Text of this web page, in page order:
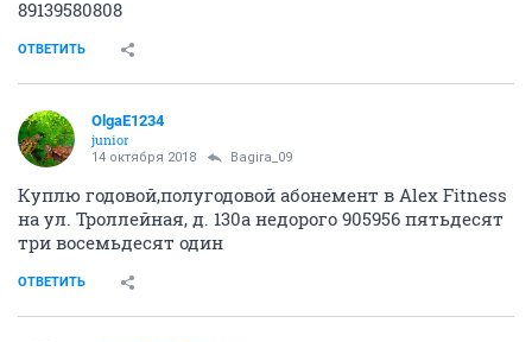
89139580808
ОТВЕТИТЬ
OlgaE1234
junior
14 октября 2018 Bagira_09
Куплю годовой,полугодовой абонемент в Alex Fitness
на ул. Троллейная, д. 130а недорого 905956 пятьдесят
три восемьдесят один
ОТВЕТИТЬ